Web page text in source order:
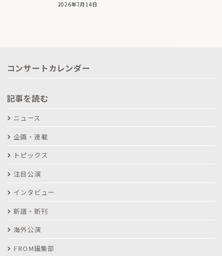
2026年7月14日
コンサートカレンダー
記事を読む
ニュース
企画・連載
トピックス
注目公演
インタビュー
新譜・新刊
海外公演
FROM編集部